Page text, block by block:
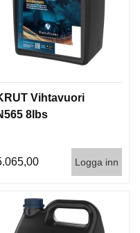
Vihtavuori
8lbs
Logga inn